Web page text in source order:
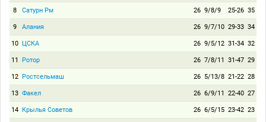
8 Сатурн Рм 26 9/8/9 25-26 35
9 Алания 26 9/7/10 29-33 34
10 ЦСКА 26 9/5/12 31-34 32
11 Ротор 26 7/8/11 31-47 29
12 Ростсельмаш 26 5/13/8 21-22 28
13 Факел 26 6/9/11 22-40 27
14 Крылья Советов 26 6/5/15 23-42 23